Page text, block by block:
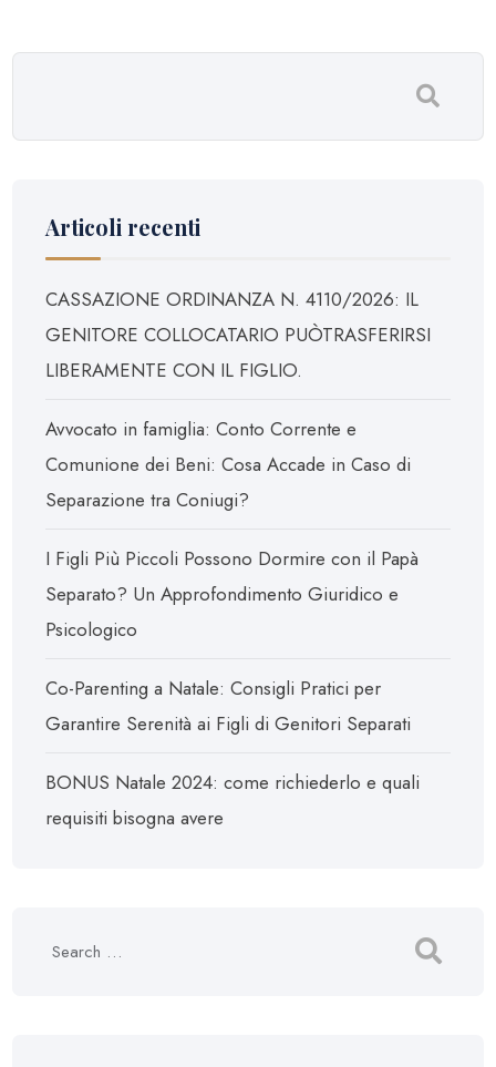
Articoli recenti
CASSAZIONE ORDINANZA N. 4110/2026: IL
GENITORE COLLOCATARIO PUÒTRASFERIRSI
LIBERAMENTE CON IL FIGLIO.
Avvocato in famiglia: Conto Corrente e
Comunione dei Beni: Cosa Accade in Caso di
Separazione tra Coniugi?
I Figli Più Piccoli Possono Dormire con il Papà
Separato? Un Approfondimento Giuridico e
Psicologico
Co-Parenting a Natale: Consigli Pratici per
Garantire Serenità ai Figli di Genitori Separati
BONUS Natale 2024: come richiederlo e quali
requisiti bisogna avere